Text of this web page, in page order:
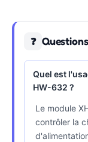
❓
Quel est
HW-632 ?
Le module
contrôler la